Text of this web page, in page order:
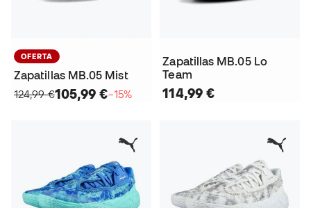
OFERTA
Zapatillas MB.05 Mist
124,99 €105,99 €−15%
Zapatillas MB.05 Lo
Team
114,99 €